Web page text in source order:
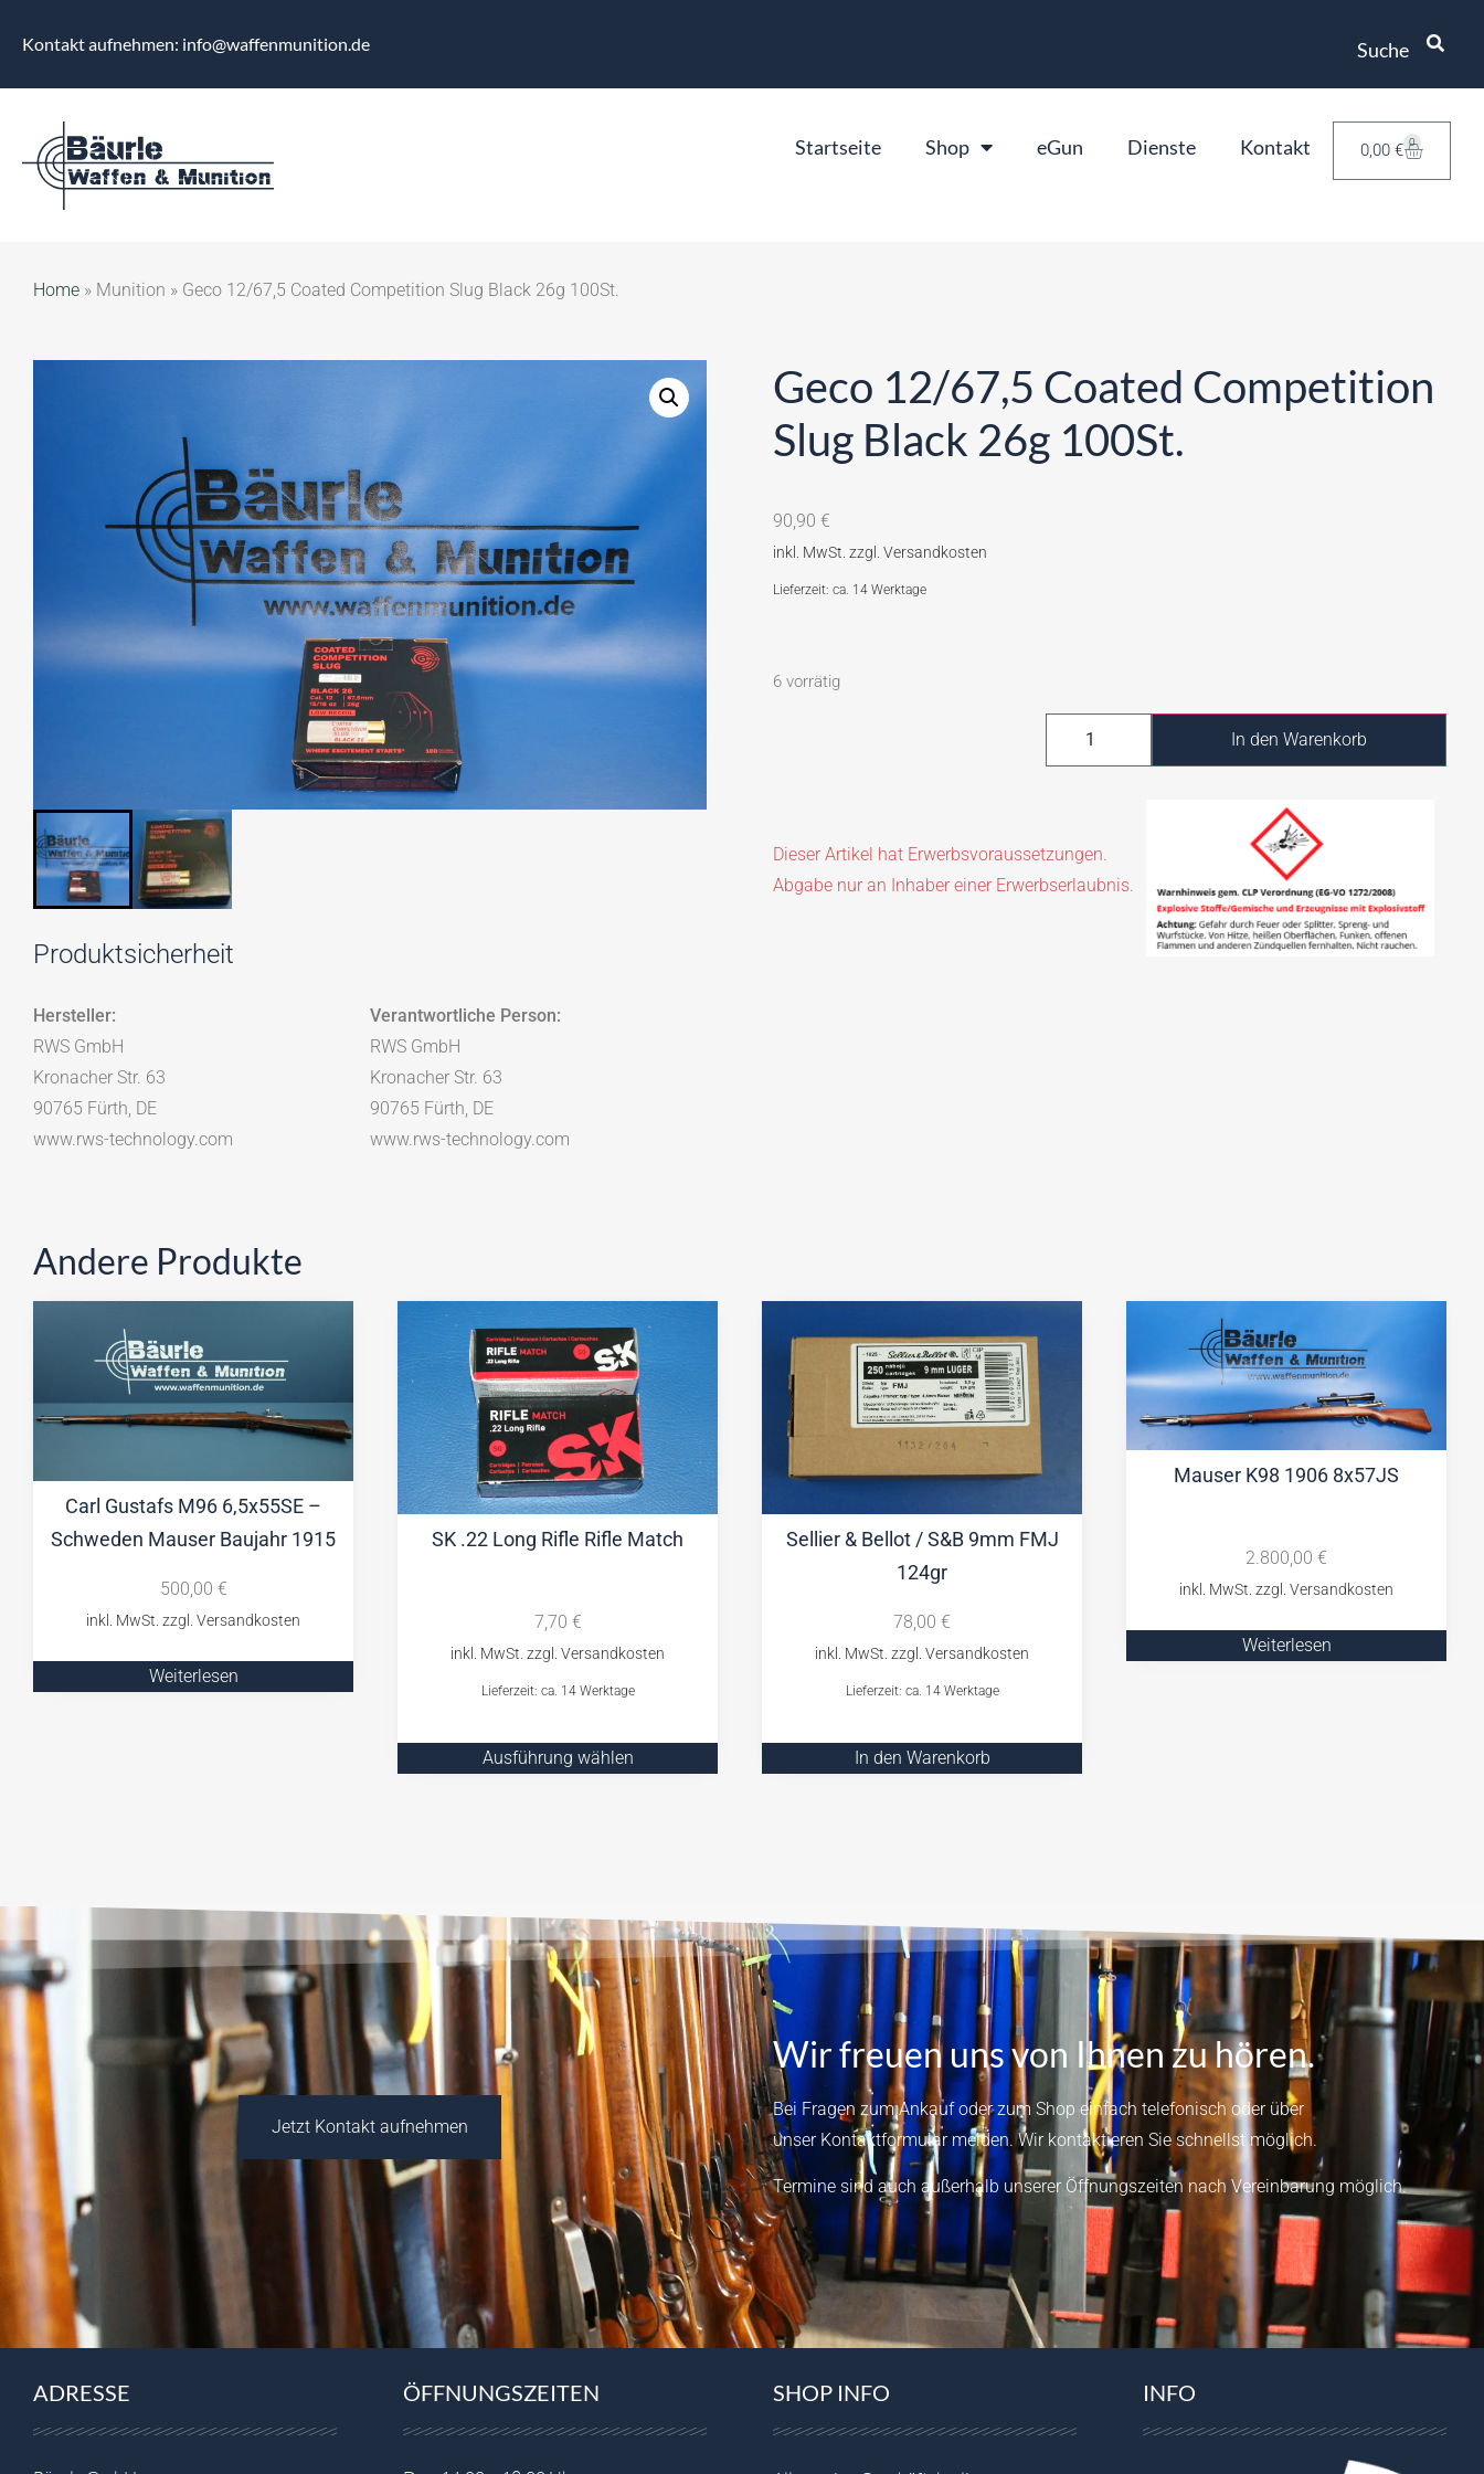
Kontakt aufnehmen: info@waffenmunition.de Suche
Startseite Shop eGun Dienste Kontakt 0,00 € 0
Home » Munition » Geco 12/67,5 Coated Competition Slug Black 26g 100St.
Produktsicherheit
Hersteller:
RWS GmbH
Kronacher Str. 63
90765 Fürth, DE
www.rws-technology.com
Verantwortliche Person:
RWS GmbH
Kronacher Str. 63
90765 Fürth, DE
www.rws-technology.com
Geco 12/67,5 Coated Competition
Slug Black 26g 100St.
90,90 €
Lieferzeit: ca. 14 Werktage
6 vorrätig
In den Warenkorb
Dieser Artikel hat Erwerbsvoraussetzungen.
Abgabe nur an Inhaber einer Erwerbserlaubnis.
Andere Produkte
Carl Gustafs M96 6,5x55SE –
Schweden Mauser Baujahr 1915
500,00 €
Weiterlesen
SK .22 Long Rifle Rifle Match
7,70 €
Lieferzeit: ca. 14 Werktage
Ausführung wählen
Sellier & Bellot / S&B 9mm FMJ
124gr
78,00 €
Lieferzeit: ca. 14 Werktage
In den Warenkorb
Mauser K98 1906 8x57JS
2.800,00 €
Weiterlesen
Jetzt Kontakt aufnehmen
Wir freuen uns von Ihnen zu hören.
Bei Fragen zum Ankauf oder zum Shop einfach telefonisch oder über
unser Kontaktformularmelden.Wir kontaktieren Sie schnellst möglich.
Termine sind auch außerhalb unserer Öffnungszeiten nach Vereinbarung möglich.
ADRESSE ÖFFNUNGSZEITEN SHOP INFO INFO